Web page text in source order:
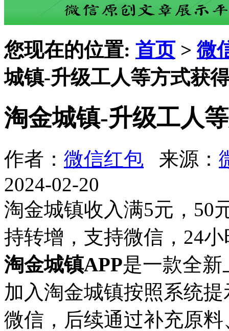
您现在的位置: 首页 >微
城镇-升级工人等方式获
淘金城镇-升级工人
作者： 微信红包 来源：
2024-02-20
淘金城镇收入满5元，50
持转增，支持微信，24
淘金城镇APP是一款全新
加入淘金城镇按照系统
微信，后续通过补充原